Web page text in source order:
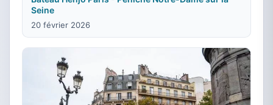
Seine
20 février 2026